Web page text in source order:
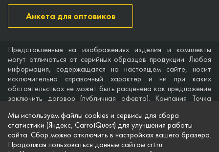
Анкета для оптовиков
Представленные на изображениях изделия и комплекты
могут отличаться от серийных образцов продукции. Любая
информация, содержащаяся на настоящем сайте, носит
исключительно справочный характер и ни при каких
обстоятельствах не может быть расценена как предложение
заключить договор (публичная оферта). Компания Точка
точности и полноты информации на веб-сайте, а также по
поводу беспрепятственного доступа к нему в любое время.
Технические характеристики и комплектация изделий,
указанные на сайте, приведены для примера и могут быть
Мы используем файлы cookies и сервисы для сбора
статистики (Яндекс, CarrotQuest) для улучшения работы
сайта. Сбор можно отключить в настройках вашего бразера.
Продолжая пользоваться данным сайтом crt.ru